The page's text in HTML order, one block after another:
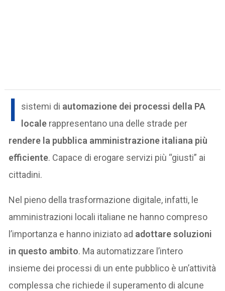
I sistemi di automazione dei processi della PA
locale rappresentano una delle strade per
rendere la pubblica amministrazione italiana più
efficiente. Capace di erogare servizi più “giusti” ai
cittadini.
Nel pieno della trasformazione digitale, infatti, le
amministrazioni locali italiane ne hanno compreso
l’importanza e hanno iniziato ad adottare soluzioni
in questo ambito. Ma automatizzare l’intero
insieme dei processi di un ente pubblico è un’attività
complessa che richiede il superamento di alcune